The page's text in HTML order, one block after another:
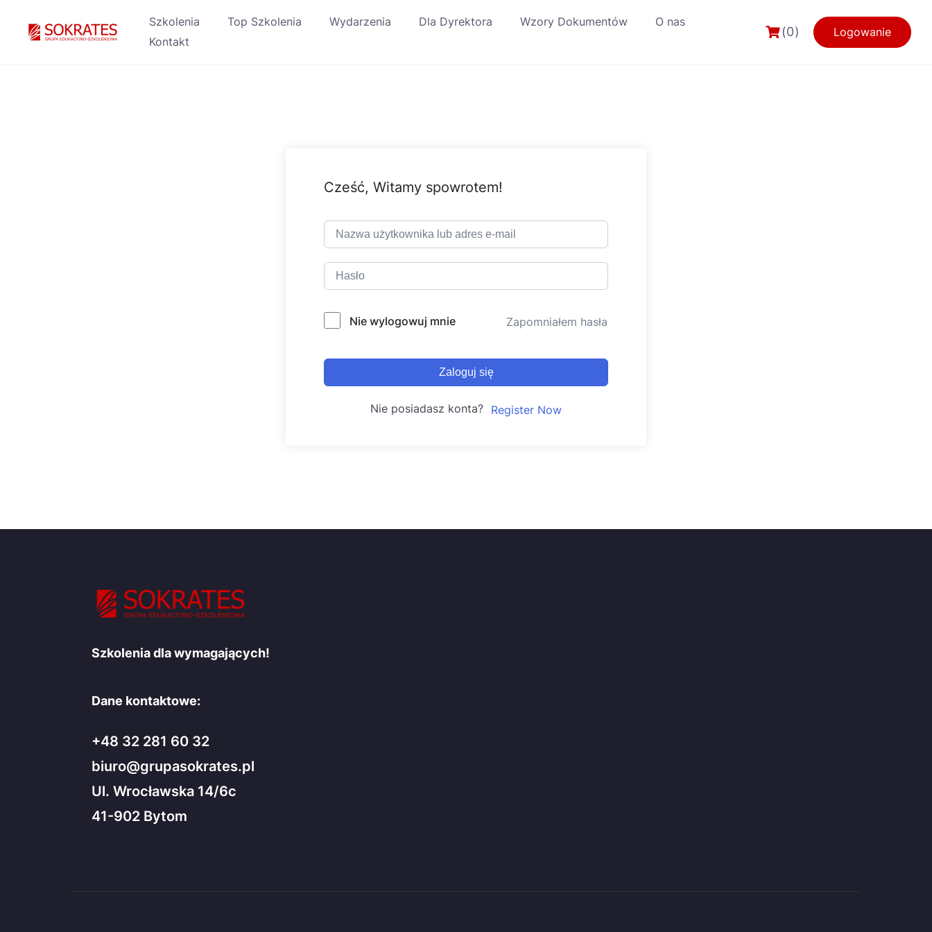
Szkolenia Top Szkolenia Wydarzenia Dla Dyrektora Wzory Dokumentów
O nas
Kontakt
(0) Logowanie
Cześć, Witamy spowrotem!
Nie wylogowuj mnie Zapomniałem hasła
Zaloguj się
Nie posiadasz konta? Register Now
Szkolenia dla wymagających!
Dane kontaktowe:
+48 32 281 60 32
biuro@grupasokrates.pl
Ul. Wrocławska 14/6c
41-902 Bytom